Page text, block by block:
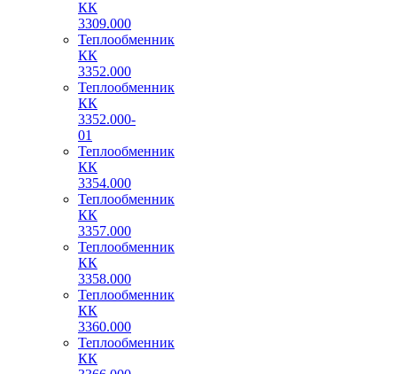
КК
3309.000
Теплообменник
КК
3352.000
Теплообменник
КК
3352.000-
01
Теплообменник
КК
3354.000
Теплообменник
КК
3357.000
Теплообменник
КК
3358.000
Теплообменник
КК
3360.000
Теплообменник
КК